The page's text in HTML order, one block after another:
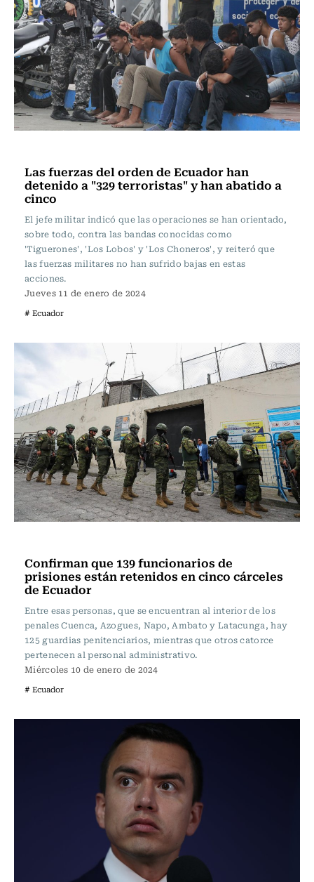
Las fuerzas del orden de Ecuador han
detenido a "329 terroristas" y han abatido a
cinco
El jefe militar indicó que las operaciones se han orientado,
sobre todo, contra las bandas conocidas como
'Tiguerones', 'Los Lobos' y 'Los Choneros', y reiteró que
las fuerzas militares no han sufrido bajas en estas
acciones.
Jueves 11 de enero de 2024
# Ecuador
Confirman que 139 funcionarios de
prisiones están retenidos en cinco cárceles
de Ecuador
Entre esas personas, que se encuentran al interior de los
penales Cuenca, Azogues, Napo, Ambato y Latacunga, hay
125 guardias penitenciarios, mientras que otros catorce
pertenecen al personal administrativo.
Miércoles 10 de enero de 2024
# Ecuador